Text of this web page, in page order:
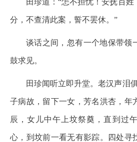
田珍道：“怎不担忧！安抚百
分，不查清此案，誓不罢休。”
谈话之间，忽有一个地保带领
鼓求见。
田珍闻听立即升堂。老汉声泪
子病故，留下一女，芳名洪杏，年
辰，女儿中午上坟祭奠，直到过
心，到坟前一看无有影踪。四处寻